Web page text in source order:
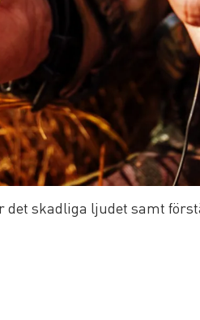
skadliga ljudet samt